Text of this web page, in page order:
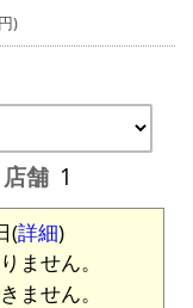
)
店舗 1
(詳細)
ません。
ません。